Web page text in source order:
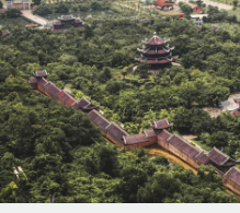
INFRASTRUCTURE
Intégration Remote
Intégrez vos RH aux
Plateforme
Des fonctions RH clés
CROISSANCE
Start-ups
Des solutions agiles et
paie des entreprises en
Entreprises
Développez vos
mesure
paiement pour vos
APPRENDRE AVEC
Recherche et guides
Études de cas
Deutsch
Español
Italiano
Português (Portugal)